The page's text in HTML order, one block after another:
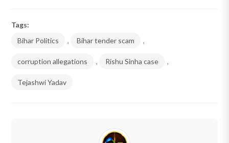
Tags:
Bihar Politics
, Bihar tender scam ,
corruption allegations , Rishu Sinha case ,
Tejashwi Yadav